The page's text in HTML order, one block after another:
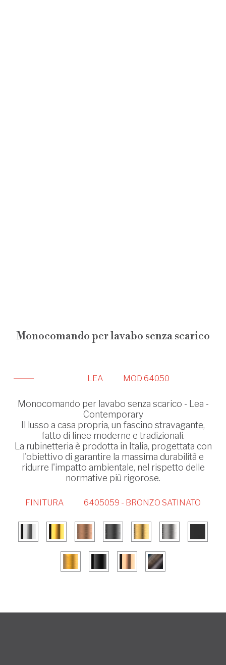
Monocomando per lavabo senza scarico
LEA MOD 64050
Monocomando per lavabo senza scarico - Lea -
Contemporary
Il lusso a casa propria, un fascino stravagante,
fatto di linee moderne e tradizionali.
La rubinetteria è prodotta in Italia, progettata con
l'obiettivo di garantire la massima durabilità e
ridurre l'impatto ambientale, nel rispetto delle
normative più rigorose.
FINITURA 6405059 - BRONZO SATINATO